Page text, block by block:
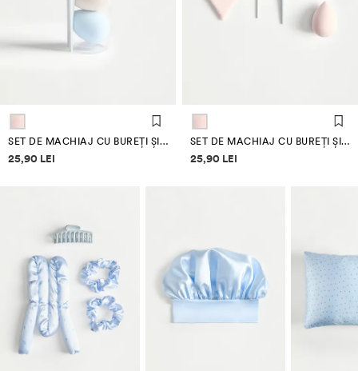
SET DE MACHIAJ CU BUREȚI ȘI PENSULE
Informații despre prețuri
25,90 LEI
SET DE MACHIAJ CU BUREȚI ȘI PENSULE
Informații despre prețuri
25,90 LEI